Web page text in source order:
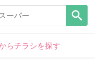
らチラシを探す